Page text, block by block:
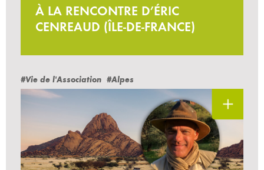
À LA RENCONTRE D’ÉRIC
CENREAUD (ÎLE-DE-FRANCE)
#Vie de l'Association #Alpes